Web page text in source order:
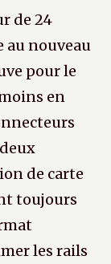
de 24
au nouveau
pour le
en
de carte
toujours
les rails